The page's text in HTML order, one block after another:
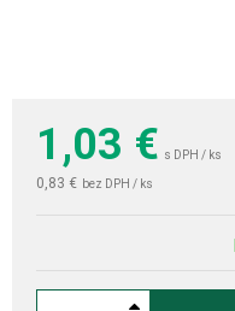
1,03 € s DPH / ks
0,83 € bez DPH / ks